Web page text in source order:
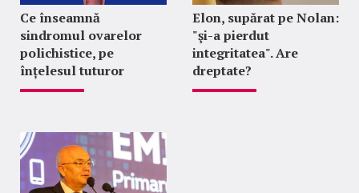
Ce înseamnă
sindromul ovarelor
polichistice, pe
înțelesul tuturor
Elon, supărat pe Nolan:
"şi-a pierdut
integritatea". Are
dreptate?